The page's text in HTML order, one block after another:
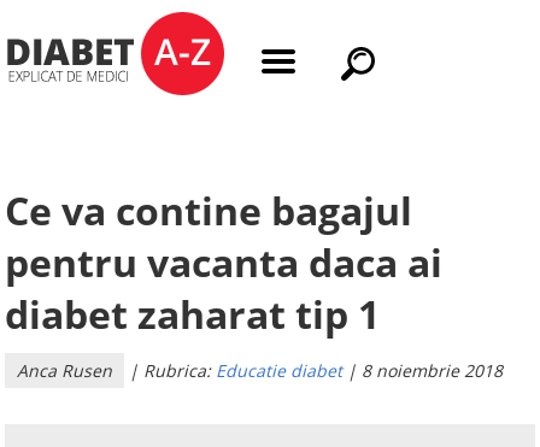
Ce va contine bagajul
pentru vacanta daca ai
diabet zaharat tip 1
Anca Rusen | Rubrica: Educatie diabet| 8 noiembrie 2018